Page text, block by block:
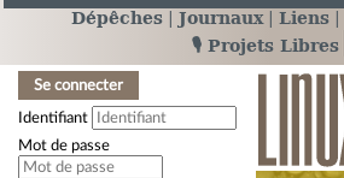
Dépêches Journaux Liens
🎙️ Projets Libres
Se connecter
Identifiant
Mot de passe